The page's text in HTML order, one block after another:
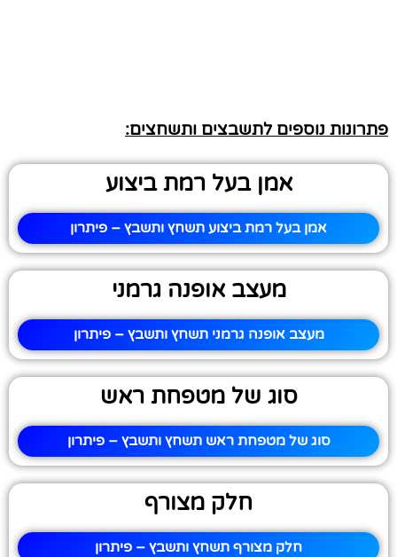
פתרונות נוספים לתשבצים ותשחצים:
אמן בעל רמת ביצוע
אמן בעל רמת ביצוע תשחץ ותשבץ – פיתרון
מעצב אופנה גרמני
מעצב אופנה גרמני תשחץ ותשבץ – פיתרון
סוג של מטפחת ראש
סוג של מטפחת ראש תשחץ ותשבץ – פיתרון
חלק מצורף
חלק מצורף תשחץ ותשבץ – פיתרון